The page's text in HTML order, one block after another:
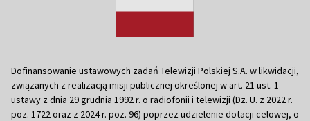
Dofinansowanie ustawowych zadań Telewizji Polskiej S.A. w likwidacji,
związanych z realizacją misji publicznej określonej w art. 21 ust. 1
ustawy z dnia 29 grudnia 1992 r. o radiofonii i telewizji (Dz. U. z 2022 r.
poz. 1722 oraz z 2024 r. poz. 96) poprzez udzielenie dotacji celowej, o